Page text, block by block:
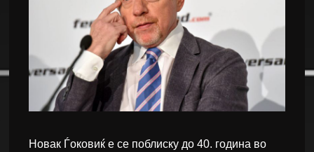
Новак Ѓоковиќ е се поблиску до 40. година во